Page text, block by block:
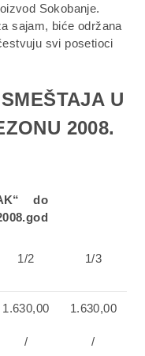
Sokobanje.
sajam, biće održana
svi posetioci
U
2008.
do
1/2 1/3
1.630,00
/
1.630,00
/